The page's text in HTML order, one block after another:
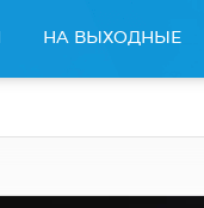
НА ВЫХОДНЫЕ